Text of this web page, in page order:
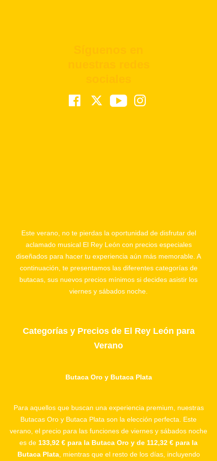
Este verano, no te pierdas la oportunidad de disfrutar del
aclamado musical El Rey León con precios especiales
diseñados para hacer tu experiencia aún más memorable. A
continuación, te presentamos las diferentes categorías de
butacas, sus nuevos precios mínimos si decides asistir los
viernes y sábados noche.
Categorías y Precios de El Rey León para
Verano
Butaca Oro y Butaca Plata
Para aquellos que buscan una experiencia premium, nuestras
Butacas Oro y Butaca Plata son la elección perfecta. Este
verano, el precio para las funciones de viernes y sábados noche
es de 133,92 € para la Butaca Oro y de 112,32 € para la
Butaca Plata, mientras que el resto de los días, incluyendo